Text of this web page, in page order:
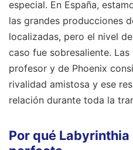
especial. En España,
las grandes producciones
localizadas, pero el nivel
caso fue sobresaliente.
profesor y de Phoenix
rivalidad amistosa y ese
relación durante toda la
Por qué